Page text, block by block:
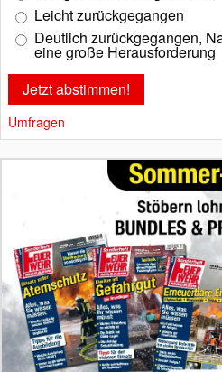
Leicht zurückgegangen
Deutlich zurückgegangen,
eine große Herausforderung
Umfragen